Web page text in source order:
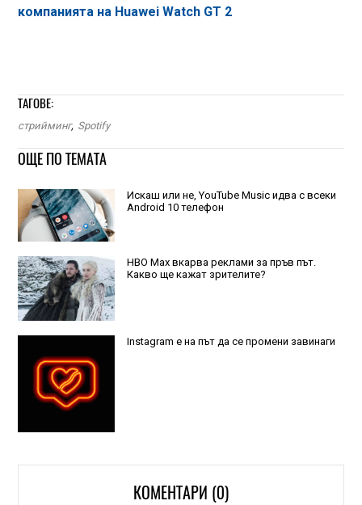
компанията на Huawei Watch GT 2
ТАГОВЕ:
стрийминг, Spotify
ОЩЕ ПО ТЕМАТА
Искаш или не, YouTube Music идва с всеки
Android 10 телефон
HBO Max вкарва реклами за пръв път.
Какво ще кажат зрителите?
Instagram е на път да се промени завинаги
КОМЕНТАРИ (0)